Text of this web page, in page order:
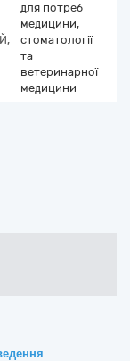
для потреб
медицини,
стоматології
та
ветеринарної
медицини